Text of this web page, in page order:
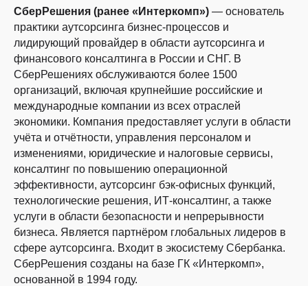
СберРешения (ранее «Интеркомп») — основатель
практики аутсорсинга бизнес-процессов и
лидирующий провайдер в области аутсорсинга и
финансового консалтинга в России и СНГ. В
СберРешениях обслуживаются более 1500
организаций, включая крупнейшие российские и
международные компании из всех отраслей
экономики. Компания предоставляет услуги в области
учёта и отчётности, управления персоналом и
изменениями, юридические и налоговые сервисы,
консалтинг по повышению операционной
эффективности, аутсорсинг бэк-офисных функций,
технологические решения, ИТ-консалтинг, а также
услуги в области безопасности и непрерывности
бизнеса. Является партнёром глобальных лидеров в
сфере аутсорсинга. Входит в экосистему Сбербанка.
СберРешения созданы на базе ГК «Интеркомп»,
основанной в 1994 году.
Подпишитесь на рассылку и получайте
полезные материалы на почту.
Подписаться
Нажимая кнопку «Подписаться», я соглашаюсьна
получение материалов
8 800 700-13-79
пн-чт с 08:00 до 19:00
пт с 08:00 до 18:00